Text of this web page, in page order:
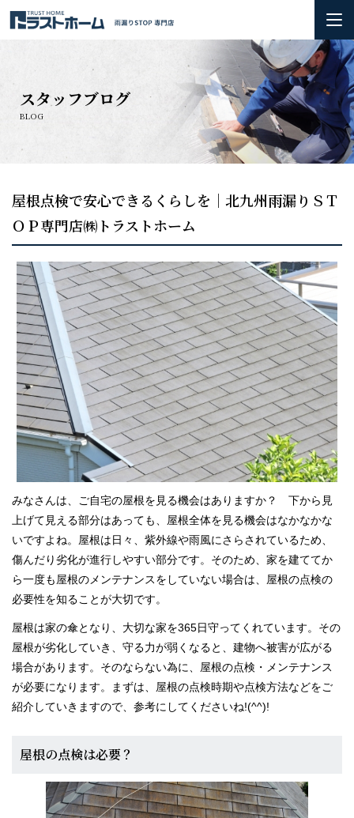
雨漏りの基礎知識
火災保険の活用方法について
お問い合わせ
施工実績
お知らせ
スタッフブログ
スタッフブログ
BLOG
屋根点検で安心できるくらしを｜北九州雨漏りＳＴ
ＯＰ専門店㈱トラストホーム
みなさんは、ご自宅の屋根を見る機会はありますか？ 下から見
上げて見える部分はあっても、屋根全体を見る機会はなかなかな
いですよね。屋根は日々、紫外線や雨風にさらされているため、
傷んだり劣化が進行しやすい部分です。そのため、家を建ててか
ら一度も屋根のメンテナンスをしていない場合は、屋根の点検の
必要性を知ることが大切です。
屋根は家の傘となり、大切な家を365日守ってくれています。その
屋根が劣化していき、守る力が弱くなると、建物へ被害が広がる
場合があります。そのならない為に、屋根の点検・メンテナンス
が必要になります。まずは、屋根の点検時期や点検方法などをご
紹介していきますので、参考にしてくださいね!(^^)!
屋根の点検は必要？